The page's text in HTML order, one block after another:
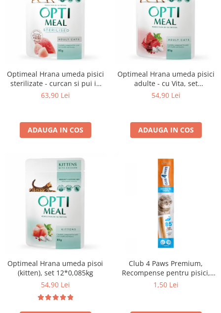
Optimeal Hrana umeda pisici
sterilizate - curcan si pui in
sos, set 12*0,085kg
63,90 Lei
ADAUGA IN COS
Optimeal Hrana umeda pisici
adulte - cu Vita, set
12*0,085kg
54,90 Lei
ADAUGA IN COS
Optimeal Hrana umeda pisoi
(kitten), set 12*0,085kg
54,90 Lei
Club 4 Paws Premium,
Recompense pentru pisici,
stick cu somon si cod, 5g
1,50 Lei